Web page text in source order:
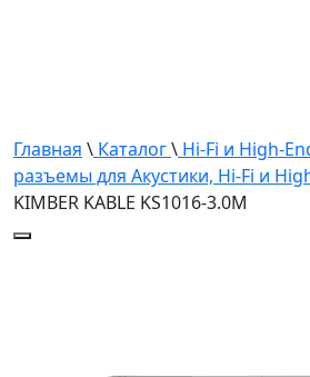
Главная \ Каталог\ Hi-Fi и High-
разъемы для Акустики, Hi-Fi и
KIMBER KABLE KS1016-3.0M